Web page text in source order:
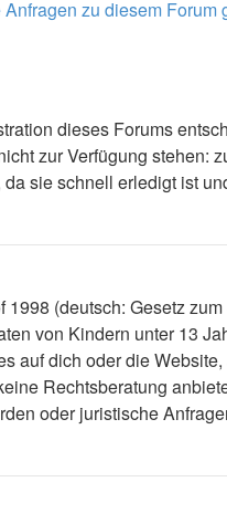
zu diesem Forum
dieses Forums
zur Verfügung
sie schnell erledigt ist
(deutsch: Gesetz
von Kindern unter 13
auf dich oder die
Rechtsberatung
oder juristische